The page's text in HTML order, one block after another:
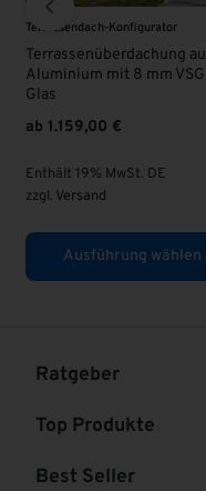
Terrassendach-Konfigurator
Terrassenüberdachung
Aluminium mit 8 mm VSG
Glas
ab 1.159,00 €
Enthält 19% MwSt. DE
zzgl.Versand
Ausführung wählen
Ratgeber
Top Produkte
Best Seller